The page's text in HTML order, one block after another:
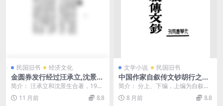
民国旧书 经济文化
金圆券发行经过汪承立,沈景生
PDF下载,民国币制经济研究史
料
简介： 汪承立和沈景生合著，1948
年北平日报社出版，是民国时期记
录金圆券改革的...
11 月前 8.8
文学小说 民国旧书
中国作家自叙传文钞胡行之PD
F下载
简介： 分上、下编，上编为自叙，
下编为叙述其先世之作。选录上自
司马迁下至谭嗣同、...
8 月前 8.8